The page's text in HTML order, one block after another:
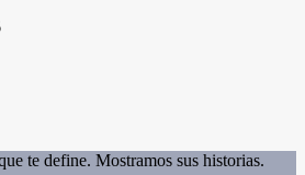
te define. Mostramos sus historias.